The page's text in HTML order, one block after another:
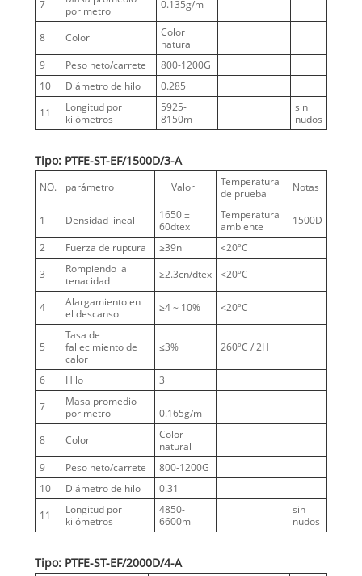
7
por metro
0.135g/m
8 Color
Color
natural
9
Peso neto/carrete
800-1200G
10
Diámetro de hilo
0.285
11
Longitud por
kilómetros
5925-
8150m
sin
nudos
Tipo: PTFE-ST-EF/1500D/3-A
NO. parámetro Valor
Temperatura
de prueba
Notas
1 Densidad lineal
1650 ±
60dtex
Temperatura
ambiente
1500D
2
Fuerza de ruptura ≥39n
<20ºC
3
Rompiendo la
tenacidad
≥2.3cn/dtex <20ºC
4
Alargamiento en
el descanso
≥4 ~ 10% <20ºC
5
Tasa de
fallecimiento de
calor
≤3% 260ºC / 2H
6 Hilo
3
7
Masa promedio
por metro
0.165g/m
8
Color
Color
natural
9
Peso neto/carrete
800-1200G
10
Diámetro de hilo
0.31
11
Longitud por
kilómetros
4850-
6600m
sin
nudos
Tipo: PTFE-ST-EF/2000D/4-A